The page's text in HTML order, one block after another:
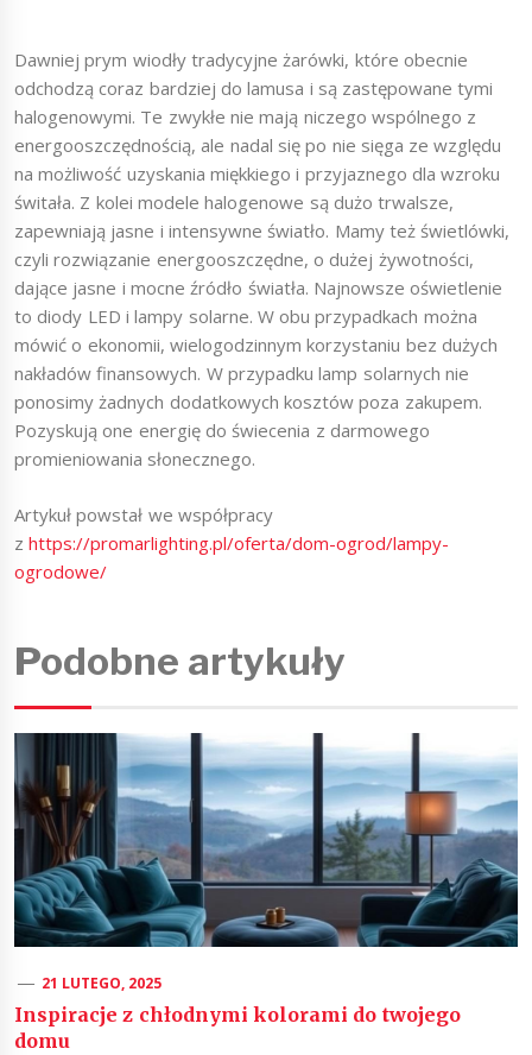
Dawniej prym wiodły tradycyjne żarówki, które obecnie
odchodzą coraz bardziej do lamusa i są zastępowane tymi
halogenowymi. Te zwykłe nie mają niczego wspólnego z
energooszczędnością, ale nadal się po nie sięga ze względu
na możliwość uzyskania miękkiego i przyjaznego dla wzroku
świtała. Z kolei modele halogenowe są dużo trwalsze,
zapewniają jasne i intensywne światło. Mamy też świetlówki,
czyli rozwiązanie energooszczędne, o dużej żywotności,
dające jasne i mocne źródło światła. Najnowsze oświetlenie
to diody LED i lampy solarne. W obu przypadkach można
mówić o ekonomii, wielogodzinnym korzystaniu bez dużych
nakładów finansowych. W przypadku lamp solarnych nie
ponosimy żadnych dodatkowych kosztów poza zakupem.
Pozyskują one energię do świecenia z darmowego
promieniowania słonecznego.
Artykuł powstał we współpracy
zhttps://promarlighting.pl/oferta/dom-ogrod/lampy-
ogrodowe/
Podobne artykuły
21 LUTEGO, 2025
Inspiracje z chłodnymi kolorami do twojego
domu